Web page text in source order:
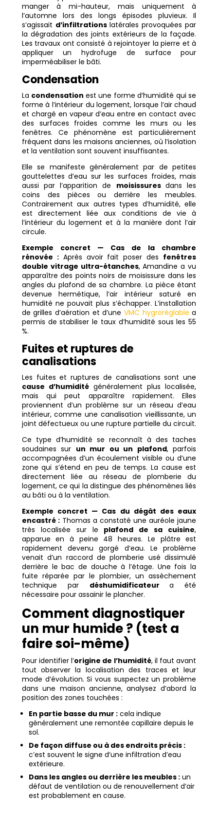
manger à mi-hauteur, mais uniquement à
l’automne lors des longs épisodes pluvieux. Il
s’agissait d’infiltrationslatérales provoquées par
la dégradation des joints extérieurs de la façade.
Les travaux ont consisté à rejointoyer la pierre et à
appliquer un hydrofuge de surface pour
imperméabiliser le bâti.
Condensation
La condensation est une forme d’humidité qui se
forme à l’intérieur du logement, lorsque l’air chaud
et chargé en vapeur d’eau entre en contact avec
des surfaces froides comme les murs ou les
fenêtres. Ce phénomène est particulièrement
fréquent dans les maisons anciennes, où l’isolation
et la ventilation sont souvent insuffisantes.
Elle se manifeste généralement par de petites
gouttelettes d’eau sur les surfaces froides, mais
aussi par l’apparition de moisissures dans les
coins des pièces ou derrière les meubles.
Contrairement aux autres types d’humidité, elle
est directement liée aux conditions de vie à
l’intérieur du logement et à la manière dont l’air
circule.
Exemple concret — Cas de la chambre
rénovée :Après avoir fait poser des fenêtres
double vitrage ultra-étanches, Amandine a vu
apparaître des points noirs de moisissure dans les
angles du plafond de sa chambre. La pièce étant
devenue hermétique, l’air intérieur saturé en
humidité ne pouvait plus s’échapper. L’installation
de grilles d’aération et d’une VMC hygroréglable a
permis de stabiliser le taux d’humidité sous les 55
%.
Fuites et ruptures de
canalisations
Les fuites et ruptures de canalisations sont une
cause d’humiditégénéralement plus localisée,
mais qui peut apparaître rapidement. Elles
proviennent d’un problème sur un réseau d’eau
intérieur, comme une canalisation vieillissante, un
joint défectueux ou une rupture partielle du circuit.
Ce type d’humidité se reconnaît à des taches
soudaines sur un mur ou un plafond, parfois
accompagnées d’un écoulement visible ou d’une
zone qui s’étend en peu de temps. La cause est
directement liée au réseau de plomberie du
logement, ce qui la distingue des phénomènes liés
au bâti ou à la ventilation.
Exemple concret — Cas du dégât des eaux
encastré :Thomas a constaté une auréole jaune
très localisée sur le plafond de sa cuisine,
apparue en à peine 48 heures. Le plâtre est
rapidement devenu gorgé d’eau. Le problème
venait d’un raccord de plomberie usé dissimulé
derrière le bac de douche à l’étage. Une fois la
fuite réparée par le plombier, un assèchement
technique par déshumidificateura été
nécessaire pour assainir le plancher.
Comment diagnostiquer
un mur humide ? (test a
faire soi-même)
Pour identifier l’origine de l’humidité, il faut avant
tout observer la localisation des traces et leur
mode d’évolution. Si vous suspectez un problème
dans une maison ancienne, analysez d’abord la
position des zones touchées :
En partie basse du mur :cela indique
généralement une remontée capillaire depuis le
sol.
De façon diffuse ou à des endroits précis :
c’est souvent le signe d’une infiltration d’eau
extérieure.
Dans les angles ou derrière les meubles :un
défaut de ventilation ou de renouvellement d’air
est probablement en cause.